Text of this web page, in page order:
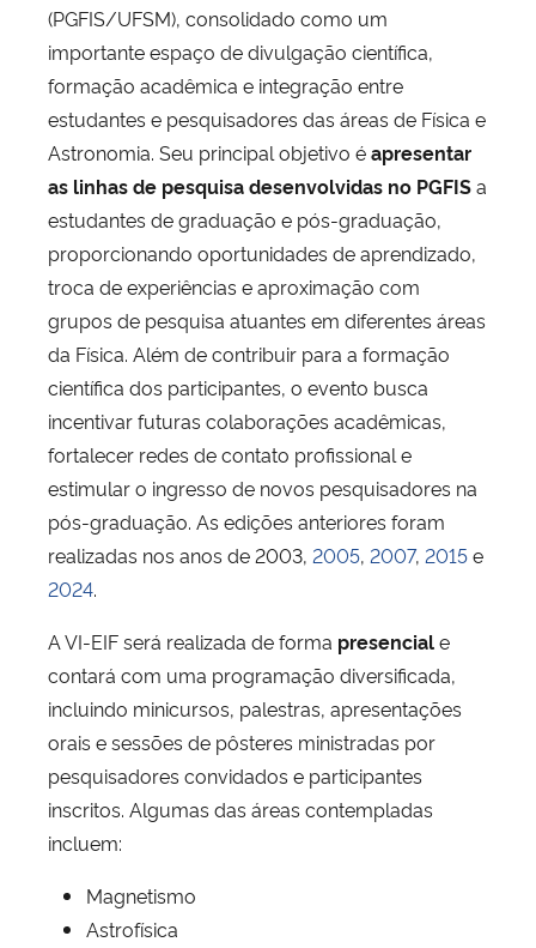
Planalto(PGFIS/UFSM), consolidado como um
importante espaço de divulgação científica,
formação acadêmica e integração entre
estudantes e pesquisadores das áreas de Física e
Astronomia. Seu principal objetivo éapresentar
as linhas de pesquisa desenvolvidas no PGFISa
estudantes de graduação e pós-graduação,
proporcionando oportunidades de aprendizado,
troca de experiências e aproximação com
grupos de pesquisa atuantes em diferentes áreas
da Física. Além de contribuir para a formação
científica dos participantes, o evento busca
incentivar futuras colaborações acadêmicas,
fortalecer redes de contato profissional e
estimular o ingresso de novos pesquisadores na
pós-graduação. As edições anteriores foram
realizadas nos anos de 2003, 2005, 2007, 2015e
2024.
A VI-EIF será realizada de forma presenciale
contará com uma programação diversificada,
incluindo minicursos, palestras, apresentações
orais e sessões de pôsteres ministradas por
pesquisadores convidados e participantes
inscritos. Algumas das áreas contempladas
incluem:
Magnetismo
Astrofísica